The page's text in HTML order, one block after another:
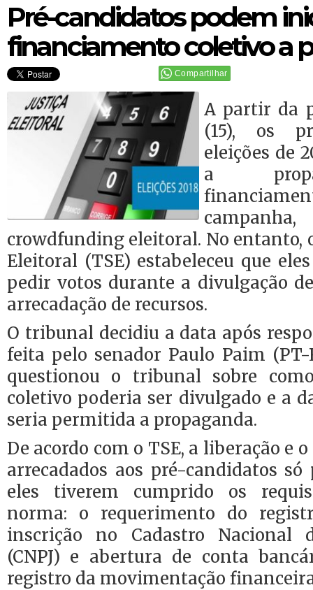
Pré-candidatos podem
financiamento coletivo a
Compartilhar
A partir da
(15), os
eleições de
a
crowdfunding eleitoral. No entanto,
Eleitoral (TSE) estabeleceu que
pedir votos durante a divulgação
arrecadação de recursos.
O tribunal decidiu a data após
feita pelo senador Paulo Paim
questionou o tribunal sobre
coletivo poderia ser divulgado e a
seria permitida a propaganda.
De acordo com o TSE, a liberação e
arrecadados aos pré-candidatos
eles tiverem cumprido os
norma: o requerimento do
inscrição no Cadastro Nacional
(CNPJ) e abertura de conta
registro da movimentação